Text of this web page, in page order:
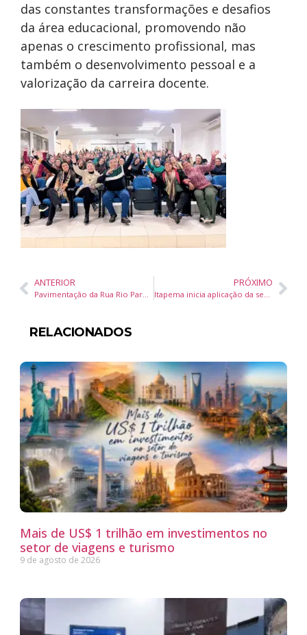
das constantes transformações e desafios
da área educacional, promovendo não
apenas o crescimento profissional, mas
também o desenvolvimento pessoal e a
valorização da carreira docente.
ANTERIOR
Pavimentação da Rua Rio Pardo, em Camboriú, entra na fase final e pode ser entregue antes do prazo
PRÓXIMO
Itapema inicia aplicação da segunda dose da vacina contra a dengue para adolescentes de 10 a 16 anos
RELACIONADOS
Mais de US$ 1 trilhão em investimentos no
setor de viagens e turismo
9 de agosto de 2026